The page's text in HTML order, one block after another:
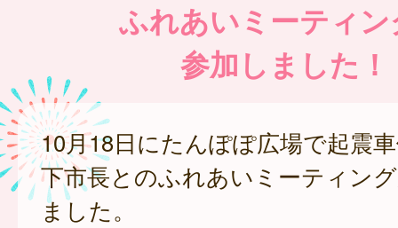
ふれあいミーティ
参加しました！
10月18日にたんぽぽ広場で起震
下市長とのふれあいミーティン
ました。